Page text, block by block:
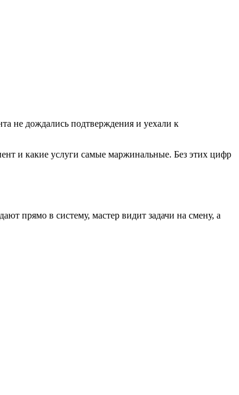
не дождались подтверждения и уехали к
и какие услуги самые маржинальные. Без этих цифр
прямо в систему, мастер видит задачи на смену, а